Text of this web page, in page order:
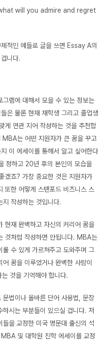
will you admire and regret
적인 예들로 글을 쓰면 Essay A의
니다.
램에 대해서 모을 수 있는 정보는
은 물론 현재 재학생 그리고 졸업생
게 연관 지어 작성하는 것을 추천합
는 어떤 지원자가 큰 꿈을 꾸고
이 에세이를 통해서 알고 싶어한다
정하고 20년 후의 본인의 모습을
겠죠? 가장 중요한 것은 지원자가
또한 어떻게 스탠포드 비즈니스 스
작성하는 것입니다.
현재 완벽하고 자신의 커리어 꿈을
것처럼 작성하면 안됩니다. MBA는
수 있게 가르쳐주고 도와주며 그
꿈을 이루었거나 완벽한 사람이
것을 기억해야 합니다.
법이나 올바른 단어 사용법, 문장
시는 부분들이 있으실 겁니다. 저
을 교정한 미국 명문대 출신의 석
및 대학원 진학 에세이를 교정